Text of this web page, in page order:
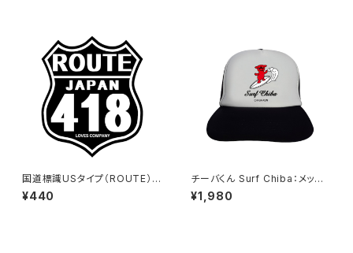
国道標識USタイプ（ROUTE）ス
テッカー 418号線（ブラック）
¥440
チーバくん Surf Chiba：メッシ
ュキャップ（Aホワイト）
¥1,980